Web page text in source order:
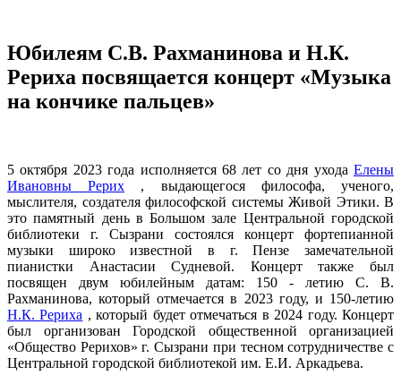
Юбилеям С.В. Рахманинова и Н.К.
Рериха посвящается концерт «Музыка
на кончике пальцев»
5 октября 2023 года исполняется 68 лет со дня ухода Елены
Ивановны Рерих , выдающегося философа, ученого,
мыслителя, создателя философской системы Живой Этики. В
это памятный день в Большом зале Центральной городской
библиотеки г. Сызрани состоялся концерт фортепианной
музыки широко известной в г. Пензе замечательной
пианистки Анастасии Судневой. Концерт также был
посвящен двум юбилейным датам: 150 - летию С. В.
Рахманинова, который отмечается в 2023 году, и 150-летию
Н.К. Рериха , который будет отмечаться в 2024 году. Концерт
был организован Городской общественной организацией
«Общество Рерихов» г. Сызрани при тесном сотрудничестве с
Центральной городской библиотекой им. Е.И. Аркадьева.